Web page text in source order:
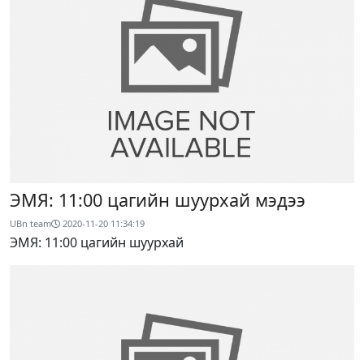
ЭМЯ: 11:00 цагийн шуурхай мэдээ
UBn team 2020-11-20 11:34:19
ЭМЯ: 11:00 цагийн шуурхай